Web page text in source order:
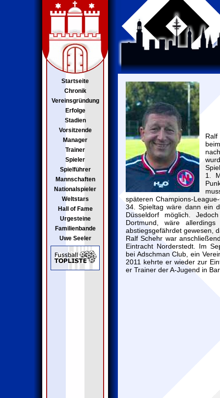
Startseite
Chronik
Vereinsgründung
Erfolge
Stadien
Vorsitzende
Manager
Trainer
Spieler
Spielführer
Mannschaften
Nationalspieler
Weltstars
Hall of Fame
Urgesteine
Familienbande
Uwe Seeler
Ralf
1.
späteren Champions-
34. Spieltag wäre dann ein
Düsseldorf möglich.
Dortmund, wäre
abstiegsgefährdet gewesen,
Ralf Schehr war
Eintracht Norderstedt. Im
bei Adschman Club, ein
2011 kehrte er wieder zur
er Trainer der A-Jugend in